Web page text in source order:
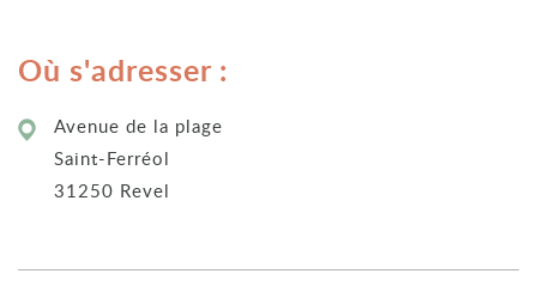
Où s'adresser :
Avenue de la plage
Saint-Ferréol
31250 Revel